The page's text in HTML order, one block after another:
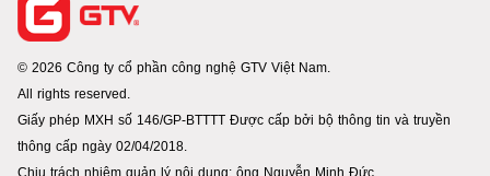
© 2026 Công ty cổ phần công nghệ GTV Việt Nam.
All rights reserved.
Giấy phép MXH số 146/GP-BTTTT Được cấp bởi bộ thông tin và truyền
thông cấp ngày 02/04/2018.
Chịu trách nhiệm quản lý nội dung: ông Nguyễn Minh Đức.